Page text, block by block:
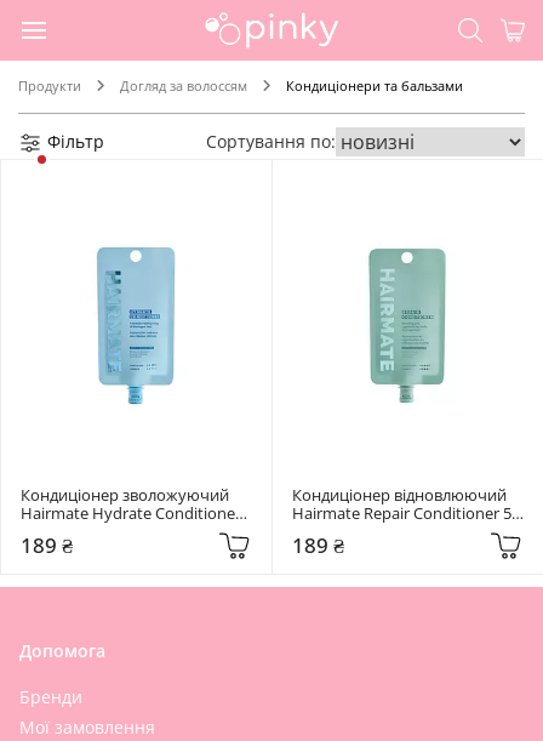
Продукти Догляд за волоссям Кондиціонери та бальзами
Фільтр Сортування по:
Кондиціонер зволожуючий
Hairmate Hydrate Conditioner
189 ₴
Кондиціонер відновлюючий
Hairmate Repair Conditioner 50
189 ₴
Допомога
Бренди
Мої замовлення